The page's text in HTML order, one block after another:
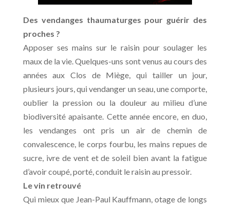
Des vendanges thaumaturges pour guérir des
proches ?
Apposer ses mains sur le raisin pour soulager les
maux de la vie. Quelques-uns sont venus au cours des
années aux Clos de Miège, qui tailler un jour,
plusieurs jours, qui vendanger un seau, une comporte,
oublier la pression ou la douleur au milieu d’une
biodiversité apaisante. Cette année encore, en duo,
les vendanges ont pris un air de chemin de
convalescence, le corps fourbu, les mains repues de
sucre, ivre de vent et de soleil bien avant la fatigue
d’avoir coupé, porté, conduit le raisin au pressoir.
Le vin retrouvé
Qui mieux que Jean-Paul Kauffmann, otage de longs